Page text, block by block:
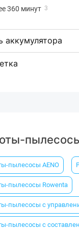
360 минут 3
аккумулятора
пылесосы AENO
пылесосы Rowenta
пылесосы с
пылесосы с